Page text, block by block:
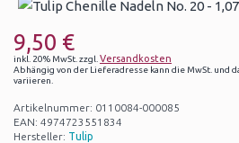
9,50 €
inkl. 20% MwSt. zzgl. Versandkosten
Abhängig von der Lieferadresse kann die MwSt. und
variieren.
Artikelnummer: 0110084-000085
EAN: 4974723551834
Hersteller: Tulip